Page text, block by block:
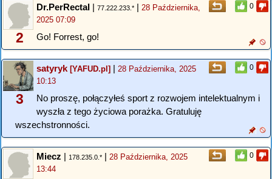
0
2
Dr.PerRectal | 77.222.233.* | 28 Października,
2025 07:09
Go! Forrest, go!
0
3
satyryk[YAFUD.pl] | 28 Października, 2025
10:13
No proszę, połączyłeś sport z rozwojem intelektualnym i
wyszła z tego życiowa porażka. Gratuluję
wszechstronności.
0
Miecz | 178.235.0.* | 28 Października, 2025
13:44